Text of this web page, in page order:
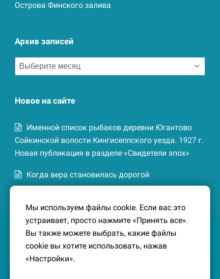
Острова Финского залива
Архив записей
Архив
записей
Новое на сайте
Именной список рыбаков деревни Югантово
Сойкинской волости Кингисеппского уезда. 1927 г.
Новая публикация в разделе «Свидетели эпох»
Когда вера становилась дорогой
Котельской волости Кингисеппского уезда. 1926-
27 гг. Новая публикация в разделе «Свидетели
эпох»
Мы используем файлы cookie. Если вас это
устраивает, просто нажмите «Принять все».
Вы также можете выбрать, какие файлы
cookie вы хотите использовать, нажав
«Настройки».